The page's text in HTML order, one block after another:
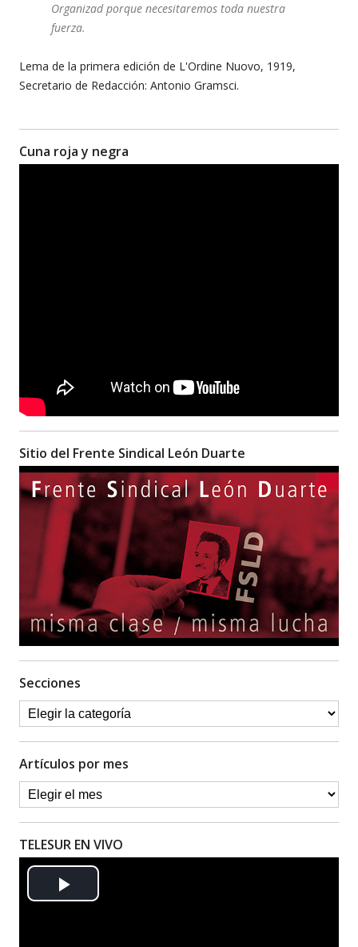
Organizad porque necesitaremos toda nuestra
fuerza.
Lema de la primera edición de L'Ordine Nuovo, 1919,
Secretario de Redacción: Antonio Gramsci.
Cuna roja y negra
Sitio del Frente Sindical León Duarte
Secciones
Artículos por mes
TELESUR EN VIVO